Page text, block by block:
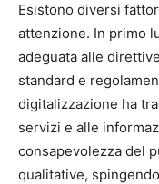
Esistono diversi
attenzione. In primo
adeguata alle
standard e
digitalizzazione ha
servizi e alle
consapevolezza del
qualitative,